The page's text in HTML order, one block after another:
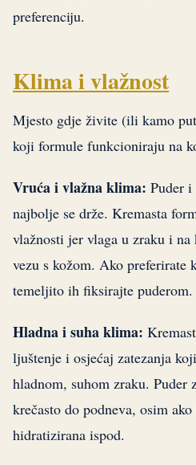
preferenciju.
Klima i vlažnost
Mjesto gdje živite (ili kamo
koji formule funkcioniraju na
Vruća i vlažna klima: Puder
najbolje se drže. Kremasta
vlažnosti jer vlaga u zraku i
vezu s kožom. Ako preferirate
temeljito ih fiksirajte puderom.
Hladna i suha klima:
ljuštenje i osjećaj zatezanja
hladnom, suhom zraku. Puder
krečasto do podneva, osim
hidratizirana ispod.